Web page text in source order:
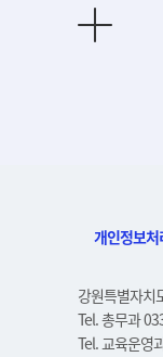
개인정보처
강원특별자치
Tel. 총무과
Tel. 교육운영